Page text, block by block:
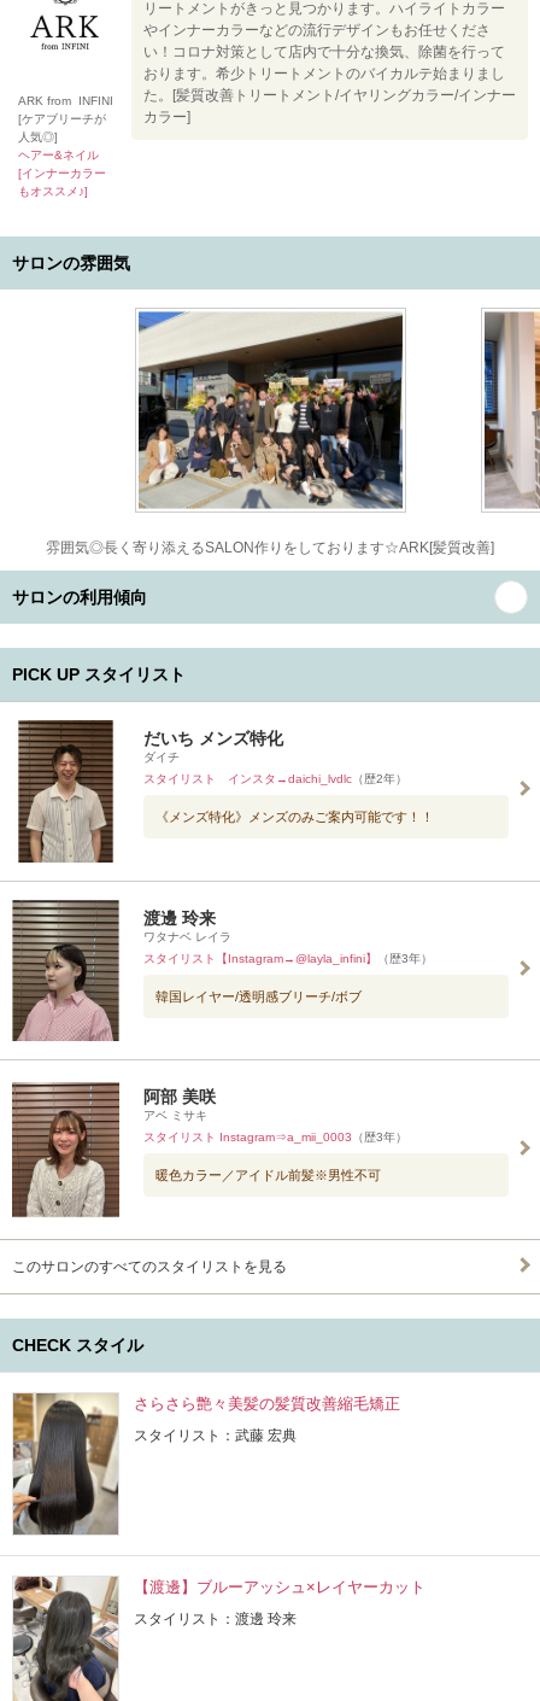
ARK from INFINI
[ケアブリーチが
人気◎]
ヘアー&ネイル
[インナーカラー
もオススメ♪]
リートメントがきっと見つかります。ハイライトカラー
やインナーカラーなどの流行デザインもお任せくださ
い！コロナ対策として店内で十分な換気、除菌を行って
おります。希少トリートメントのバイカルテ始まりまし
た。[髪質改善トリートメント/イヤリングカラー/インナー
カラー]
サロンの雰囲気
雰囲気◎長く寄り添えるSALON作りをしております☆ARK[髪質改善]
サロンの利用傾向
PICK UP スタイリスト
だいち メンズ特化
ダイチ
スタイリスト インスタ→daichi_lvdlc （歴2年）
《メンズ特化》メンズのみご案内可能です！！
渡邊 玲来
ワタナベ レイラ
スタイリスト【Instagram→@layla_infini】
（歴3年）
韓国レイヤー/透明感ブリーチ/ボブ
阿部 美咲
アベ ミサキ
スタイリスト Instagram⇒a_mii_0003 （歴3年）
暖色カラー／アイドル前髪※男性不可
このサロンのすべてのスタイリストを見る
CHECK スタイル
さらさら艶々美髪の髪質改善縮毛矯正
スタイリスト：武藤 宏典
【渡邊】ブルーアッシュ×レイヤーカット
スタイリスト：渡邊 玲来